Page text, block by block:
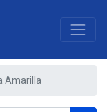
Amarilla